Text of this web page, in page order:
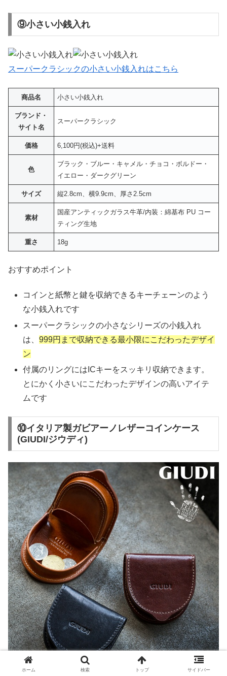
⑨小さい小銭入れ
スーパークラシックの小さい小銭入れはこちら
商品名 小さい小銭入れ
ブランド・
サイト名
スーパークラシック
価格 6,100円(税込)+送料
色
ブラック・ブルー・キャメル・チョコ・ボルドー・
イエロー・ダークグリーン
サイズ 縦2.8cm、横9.9cm、厚さ2.5cm
素材
国産アンティックガラス牛革/内装：綿基布 PU コー
ティング生地
重さ 18g
おすすめポイント
コインと紙幣と鍵を収納できるキーチェーンのよう
な小銭入れです
スーパークラシックの小さなシリーズの小銭入れ
は、999円まで収納できる最小限にこだわったデザイ
ン
付属のリングにはICキーをスッキリ収納できます。
とにかく小さいにこだわったデザインの高いアイテ
ムです
⑩イタリア製ガビアーノレザーコインケース
(GIUDI/ジウディ)
ホーム 検索 トップ サイドバー